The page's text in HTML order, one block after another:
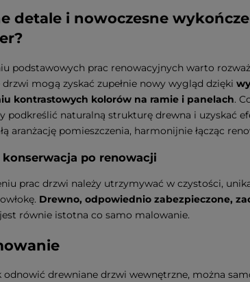
detale i nowoczesne
podstawowych prac renowacyjnych warto
mogą zyskać zupełnie nowy wygląd dzięki
kontrastowych kolorów na ramie i panelach.
podkreślić naturalną strukturę drewna i uzyskać
aranżację pomieszczenia, harmonijnie łącząc
po renowacji
prac drzwi należy utrzymywać w czystości,
Drewno, odpowiednio zabezpieczone,
równie istotna co samo malowanie.
odnowić drewniane drzwi wewnętrzne, można